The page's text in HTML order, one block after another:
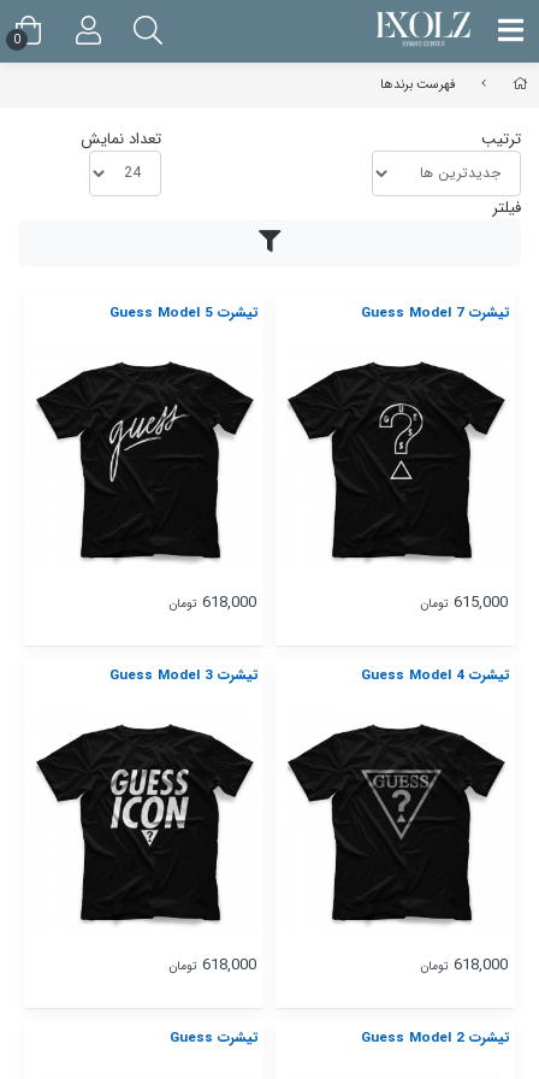
فهرست برندها
ترتیب تعداد نمایش
فیلتر
تیشرت Guess Model 7
615,000 تومان
تیشرت Guess Model 5
618,000 تومان
تیشرت Guess Model 4
618,000 تومان
تیشرت Guess Model 3
618,000 تومان
تیشرت Guess Model 2 تیشرت Guess
0